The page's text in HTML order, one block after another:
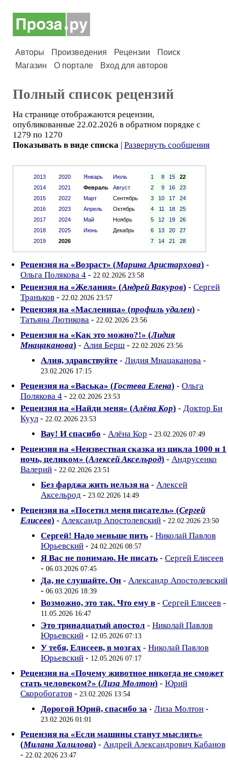
Авторы Произведения Рецензии
Поиск
Магазин
О портале Вход для авторов
Полный список рецензий
На странице отображаются рецензии,
опубликованные 22.02.2026 в обратном порядке с
1279 по 1270
Показывать в виде списка | Развернуть сообщения
2013
2014
2015
2016
2017
2018
2019
2020
2021
2022
2023
2024
2025
2026
Январь
Июль
Февраль
Август
Март
Сентябрь
Апрель
Октябрь
Май
Ноябрь
Июнь
Декабрь
1 8 15
22
2
9 16
23
3
10 17
24
4
11 18
25
5
12 19
26
6
13 20
27
7
14 21 28
Рецензия на «Возраст» (Марина Аристархова) -
Ольга Полякова 4 - 22.02.2026 23:58
Рецензия на «Желания» (Андрей Вакуров) - Сергей
Траньков - 22.02.2026 23:57
Рецензия на «Масленица» (профиль удален) -
Татьяна Лютикова - 22.02.2026 23:56
Рецензия на «Как это можно?!» (Лидия
Мнацаканова) - Алия Берш - 22.02.2026 23:56
Алия, здравствуйте - Лидия Мнацаканова -
23.02.2026 17:15
Рецензия на «Васька» (Гостева Елена) - Ольга
Полякова 4 - 22.02.2026 23:53
Рецензия на «Найди меня» (Алёна Кор) - Доктор Би
Куул - 22.02.2026 23:53
Вау! И спасибо - Алёна Кор - 23.02.2026 07:49
Рецензия на «Неизвестная сказка из цикла 1000 и 1
ночь, целиком» (Алексей Аксельрод) - Андрусенко
Валерий - 22.02.2026 23:51
Без фарджа жить нельзя на - Алексей
Аксельрод - 23.02.2026 14:49
Рецензия на «Посетил меня писатель» (Сергей
Елисеев) - Александр Апостолевский - 22.02.2026 23:50
Сергей! Надо меньше пить - Николай Павлов
Юрьевский - 24.02.2026 08:57
Я Вас не понимаю. Не писать - Сергей Елисеев
- 06.03.2026 07:45
Да, не слушайте. Он - Александр Апостолевский
- 06.03.2026 18:39
Возможно, это так. Что ему в - Сергей Елисеев -
11.05.2026 16:47
Это тринадцатый апостол - Николай Павлов
Юрьевский - 12.05.2026 07:13
У тебя, Елисеев, в мозгах - Николай Павлов
Юрьевский - 12.05.2026 07:17
Рецензия на «Почему животное никогда не сможет
стать человеком?» (Лиза Молтон) - Юрий
Скоробогатов - 23.02.2026 13:54
Дорогой Юрий, спасибо за - Лиза Молтон -
23.02.2026 01:01
Рецензия на «Если машины станут мыслить»
(Милана Халилова) - Андрей Александрович Кабанов
- 22.02.2026 23:47